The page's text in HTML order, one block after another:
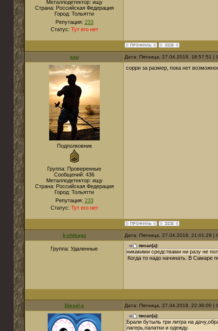
Металлодетектор: ищу
Страна: Российская Федерация
Город: Тольятти
Репутация: 233
Статус: Тут его нет
sau Дата: Пятница, 27.04.2018, 18:57:51
Подполковник
Группа: Проверенные
Сообщений: 436
Металлодетектор: ищу
Страна: Российская Федерация
Город: Тольятти
Репутация: 233
Статус: Тут его нет
сорри за размер, пока нет
k-chikago Дата: Пятница, 27.04.2018, 21:01:29
Группа: Удаленные писал(а):
никакими средствами ни разу не
Когда то надо начинать. В Самаре
Diesel-s Дата: Пятница, 27.04.2018, 22:36:00
писал(а):
Брали бутыль три литра на
лагерь,палатки и одежду.